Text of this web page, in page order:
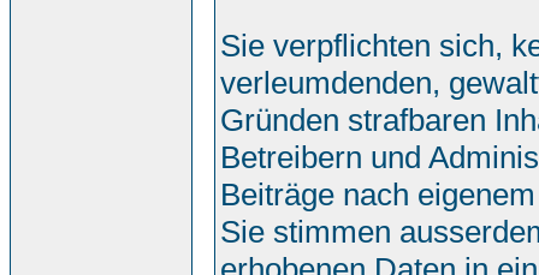
Sie verpflichten sich,
verleumdenden,
Gründen strafbaren
Betreibern und
Beiträge nach
Sie stimmen